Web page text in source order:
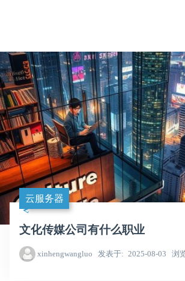
云服务器
文化传媒公司有什么职业
xinhengwangluo 发表于 2025-08-03 浏